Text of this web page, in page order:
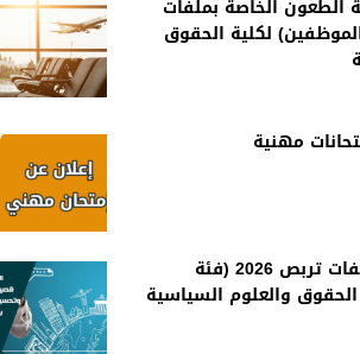
الطعون الخاصة بملفات
(فئة الموظفين) لكلية الحقوق
مهنية
النتائج الأولية لملفات تربص 2026 (فئة
والعلوم السياسية